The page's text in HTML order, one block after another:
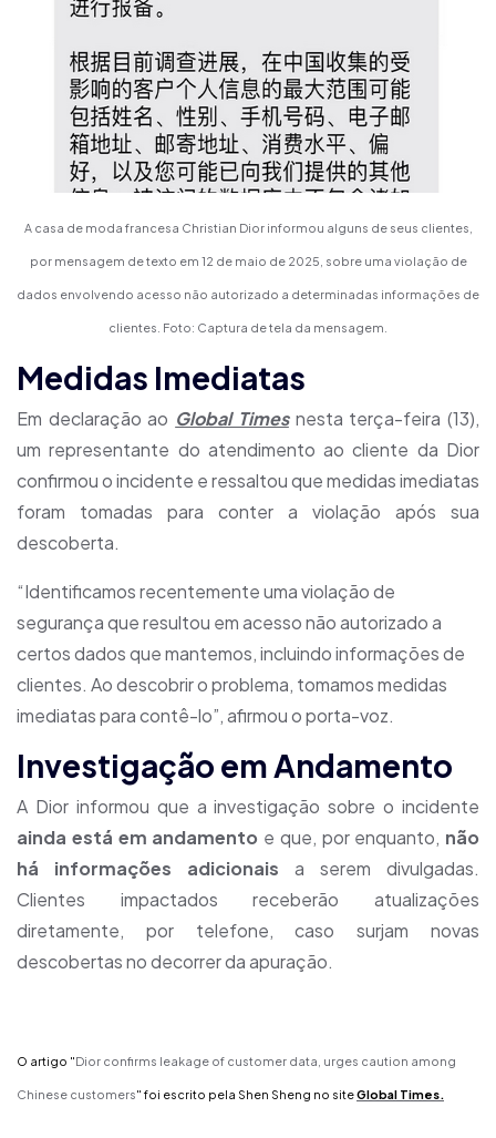
A casa de moda francesa Christian Dior informou alguns de seus clientes,
por mensagem de texto em 12 de maio de 2025, sobre uma violação de
dados envolvendo acesso não autorizado a determinadas informações de
clientes. Foto: Captura de tela da mensagem.
Medidas Imediatas
Em declaração ao Global Timesnesta terça-feira (13),
um representante do atendimento ao cliente da Dior
confirmou o incidente e ressaltou que medidas imediatas
foram tomadas para conter a violação após sua
descoberta.
“Identificamos recentemente uma violação de
segurança que resultou em acesso não autorizado a
certos dados que mantemos, incluindo informações de
clientes. Ao descobrir o problema, tomamos medidas
imediatas para contê-lo”, afirmou o porta-voz.
Investigação em Andamento
A Dior informou que a investigação sobre o incidente
ainda está em andamento e que, por enquanto, não
há informações adicionais a serem divulgadas.
Clientes impactados receberão atualizações
diretamente, por telefone, caso surjam novas
descobertas no decorrer da apuração.
O artigo "Dior confirms leakage of customer data, urges caution among
Chinese customers" foi escrito pela Shen Sheng no siteGlobal Times.